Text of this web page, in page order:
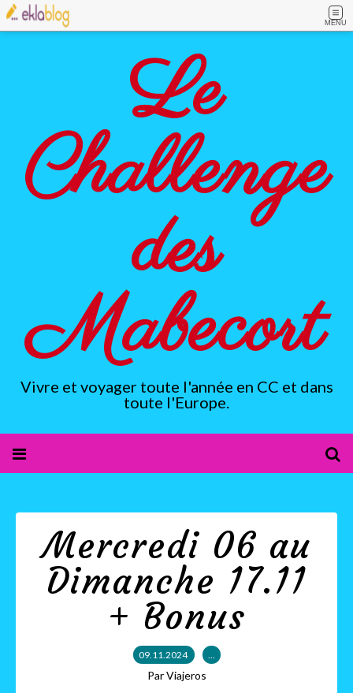
MENU
Le
Challenge
des
Mabecort
Vivre et voyager toute l'année en CC et dans
toute l'Europe.
Mercredi 06 au
Dimanche 17.11
+ Bonus
09.11.2024 …
Par Viajeros